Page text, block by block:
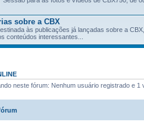
sobre a CBX
às publicações já lançadas sobre a
conteúdos interessantes...
neste fórum: Nenhum usuário registrado e 1